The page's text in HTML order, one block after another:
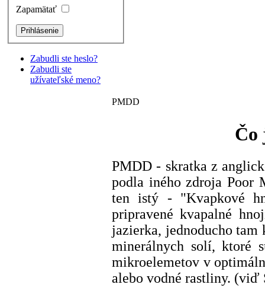
Zapamätať
Zabudli ste heslo?
Zabudli ste
užívateľské meno?
PMDD
Čo
PMDD - skratka z
podla iného zdroja Poor
ten istý - "Kvapkové
pripravené kvapalné
jazierka, jednoducho tam
minerálnych solí, ktoré
mikroelemetov v
alebo vodné rastliny. (viď